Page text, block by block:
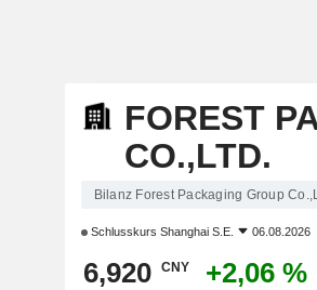
FOREST
CO.,LTD.
Bilanz Forest Packaging Group
Schlusskurs Shanghai S.E. 06.08.2026
6,920 CNY +2,06 %